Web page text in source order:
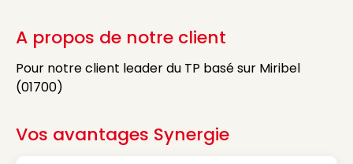
A propos de notre client
Pour notre client leader du TP basé sur Miribel
(01700)
Vos avantages Synergie